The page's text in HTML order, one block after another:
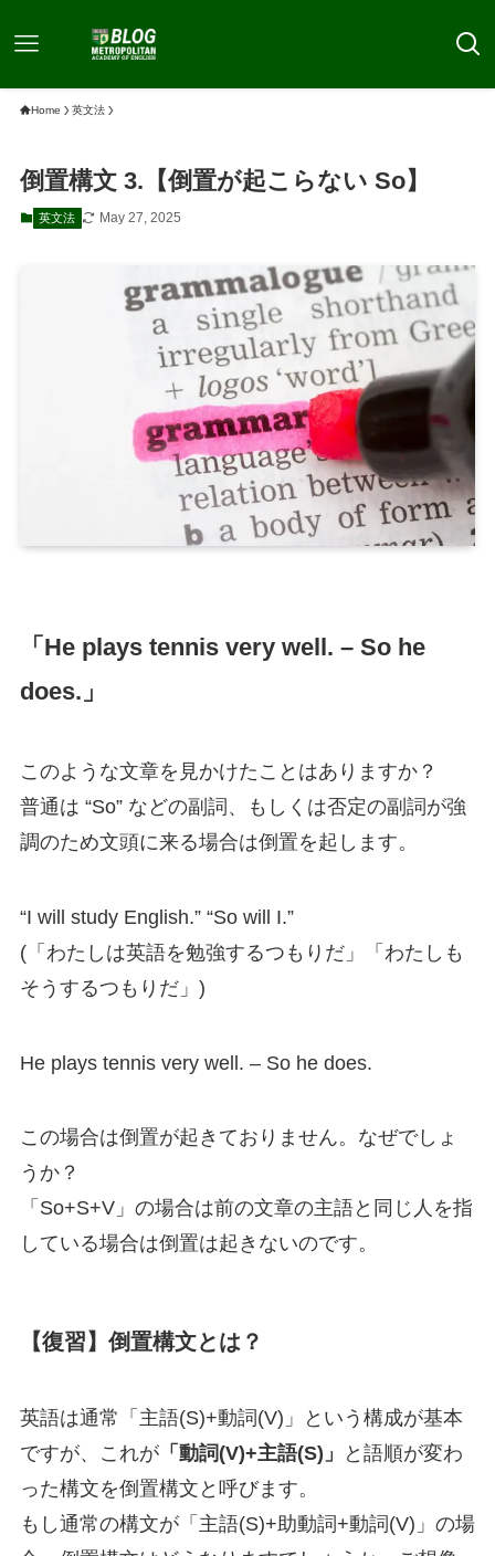
Home 英文法
倒置構文 3.【倒置が起こらない So】
英文法 May 27, 2025
「He plays tennis very well. – So he
does.」
このような文章を見かけたことはありますか？
普通は “So” などの副詞、もしくは否定の副詞が強
調のため文頭に来る場合は倒置を起します。
“I will study English.” “So will I.”
(「わたしは英語を勉強するつもりだ」「わたしも
そうするつもりだ」)
He plays tennis very well. – So he does.
この場合は倒置が起きておりません。なぜでしょ
うか？
「So+S+V」の場合は前の文章の主語と同じ人を指
している場合は倒置は起きないのです。
【復習】倒置構文とは？
英語は通常「主語(S)+動詞(V)」という構成が基本
ですが、これが「動詞(V)+主語(S)」
と語順が変わ
った構文を倒置構文と呼びます。
もし通常の構文が「主語(S)+助動詞+動詞(V)」の場